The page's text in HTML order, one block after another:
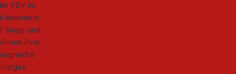
FSV im
beendete
Siege und
ihrer